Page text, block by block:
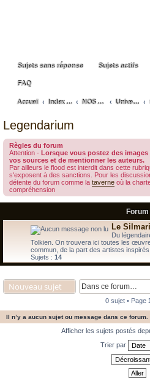
Sujets sans réponse Sujets actifs
FAQ
Accueil Index du forum NOS GRANDES PASSIONS Univers de Tolkien
Legendarium
Règles du forum
Attention - Lorsque vous postez des
vos sources et de mentionner les auteurs.
Par ailleurs le flood est interdit dans cette
s'exposent à des sanctions. Pour les
détente du forum comme la taverne où la
compréhension
Forum
Le
Du
Tolkien. On trouvera ici toutes les
commun, de la part des artistes inspirés
Sujets : 14
Nouveau sujet
0 sujet • Page
Il n’y a aucun sujet ou message dans ce forum.
Afficher les sujets postés
Trier par